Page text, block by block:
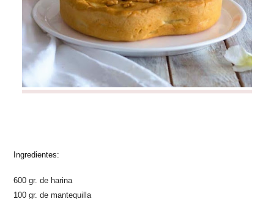
Ingredientes:
600 gr. de harina
100 gr. de mantequilla